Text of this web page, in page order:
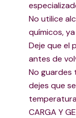
No utilice
químicos,
Deje que el
antes de
No guardes
dejes que
CARGA Y